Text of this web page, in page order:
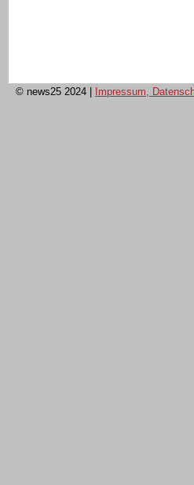
© news25 2024 Impressum,